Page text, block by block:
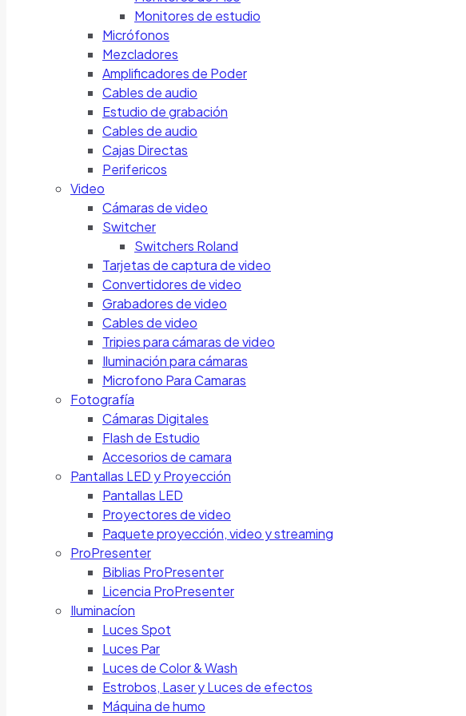
Monitores de estudio
Micrófonos
Mezcladores
Amplificadores de Poder
Cables de audio
Estudio de grabación
Cables de audio
Cajas Directas
Perifericos
Video
Cámaras de video
Switcher
Switchers Roland
Tarjetas de captura de video
Convertidores de video
Grabadores de video
Cables de video
Tripies para cámaras de video
Iluminación para cámaras
Microfono Para Camaras
Fotografía
Cámaras Digitales
Flash de Estudio
Accesorios de camara
Pantallas LED y Proyección
Pantallas LED
Proyectores de video
Paquete proyección, video y streaming
ProPresenter
Biblias ProPresenter
Licencia ProPresenter
Iluminacíon
Luces Spot
Luces Par
Luces de Color & Wash
Estrobos, Laser y Luces de efectos
Máquina de humo